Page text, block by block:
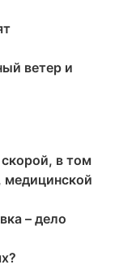
ветер и
в том
медицинской
– дело